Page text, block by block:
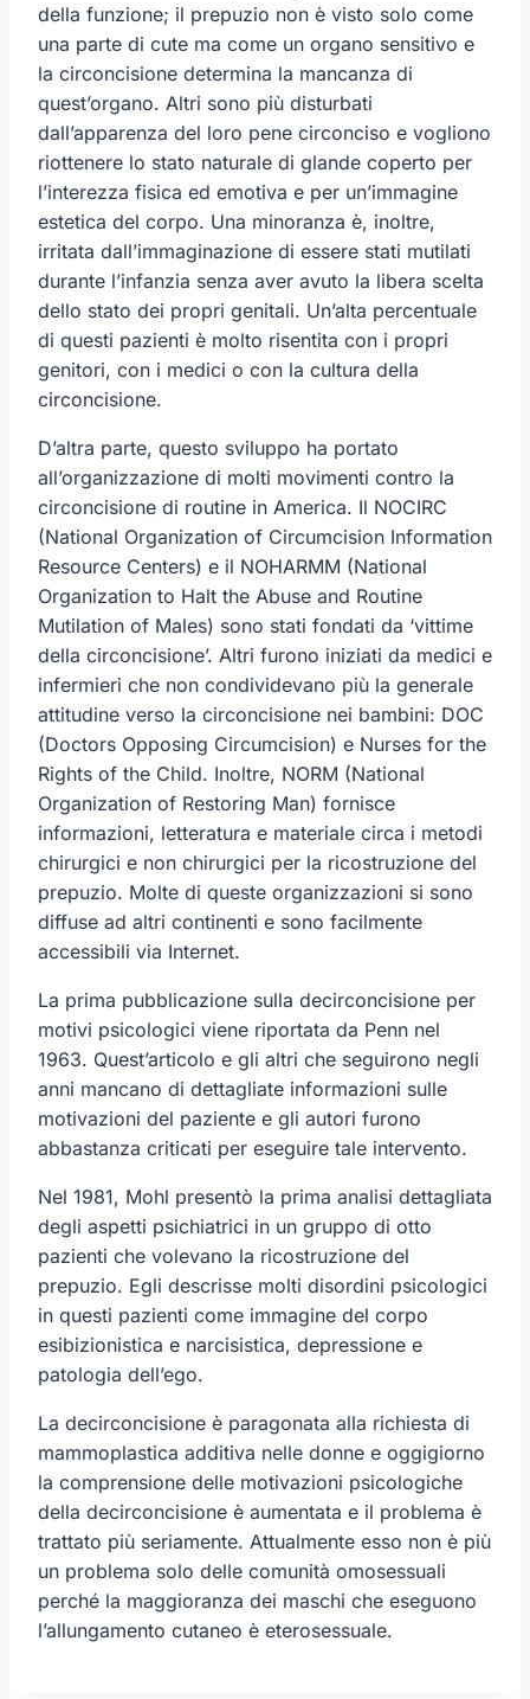
della funzione; il prepuzio non è visto solo come
una parte di cute ma come un organo sensitivo e
la circoncisione determina la mancanza di
quest’organo. Altri sono più disturbati
dall’apparenza del loro pene circonciso e vogliono
riottenere lo stato naturale di glande coperto per
l’interezza fisica ed emotiva e per un’immagine
estetica del corpo. Una minoranza è, inoltre,
irritata dall’immaginazione di essere stati mutilati
durante l’infanzia senza aver avuto la libera scelta
dello stato dei propri genitali. Un’alta percentuale
di questi pazienti è molto risentita con i propri
genitori, con i medici o con la cultura della
circoncisione.
D’altra parte, questo sviluppo ha portato
all’organizzazione di molti movimenti contro la
circoncisione di routine in America. Il NOCIRC
(National Organization of Circumcision Information
Resource Centers) e il NOHARMM (National
Organization to Halt the Abuse and Routine
Mutilation of Males) sono stati fondati da ‘vittime
della circoncisione’. Altri furono iniziati da medici e
infermieri che non condividevano più la generale
attitudine verso la circoncisione nei bambini: DOC
(Doctors Opposing Circumcision) e Nurses for the
Rights of the Child. Inoltre, NORM (National
Organization of Restoring Man) fornisce
informazioni, letteratura e materiale circa i metodi
chirurgici e non chirurgici per la ricostruzione del
prepuzio. Molte di queste organizzazioni si sono
diffuse ad altri continenti e sono facilmente
accessibili via Internet.
La prima pubblicazione sulla decirconcisione per
motivi psicologici viene riportata da Penn nel
1963. Quest’articolo e gli altri che seguirono negli
anni mancano di dettagliate informazioni sulle
motivazioni del paziente e gli autori furono
abbastanza criticati per eseguire tale intervento.
Nel 1981, Mohl presentò la prima analisi dettagliata
degli aspetti psichiatrici in un gruppo di otto
pazienti che volevano la ricostruzione del
prepuzio. Egli descrisse molti disordini psicologici
in questi pazienti come immagine del corpo
esibizionistica e narcisistica, depressione e
patologia dell’ego.
La decirconcisione è paragonata alla richiesta di
mammoplastica additiva nelle donne e oggigiorno
la comprensione delle motivazioni psicologiche
della decirconcisione è aumentata e il problema è
trattato più seriamente. Attualmente esso non è più
un problema solo delle comunità omosessuali
perché la maggioranza dei maschi che eseguono
l’allungamento cutaneo è eterosessuale.